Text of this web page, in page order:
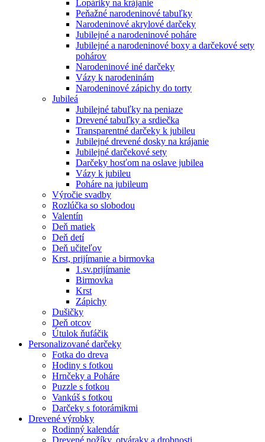
Lopáriky na krájanie
Peňažné narodeninové tabuľky
Narodeninové akrylové darčeky
Jubilejné a narodeninové poháre
Jubilejné a narodeninové boxy a darčekové sety
pohárov
Narodeninové iné darčeky
Vázy k narodeninám
Narodeninové zápichy do torty
Jubileá
Jubilejné tabuľky na peniaze
Drevené tabuľky a srdiečka
Transparentné darčeky k jubileu
Jubilejné drevené dosky na krájanie
Jubilejné darčekové sety
Darčeky hosťom na oslave jubilea
Vázy k jubileu
Poháre na jubileum
Výročie svadby
Rozlúčka so slobodou
Valentín
Deň matiek
Deň detí
Deň učiteľov
Krst, prijímanie a birmovka
1.sv.prijímanie
Birmovka
Krst
Zápichy
Dušičky
Deň otcov
Útulok ňufáčik
Personalizované darčeky
Fotka do dreva
Hodiny s fotkou
Hrnčeky a Poháre
Puzzle s fotkou
Vankúš s fotkou
Darčeky s fotorámikmi
Drevené výrobky
Rodinný kalendár
Drevené nožíky, otváraky a drobnosti